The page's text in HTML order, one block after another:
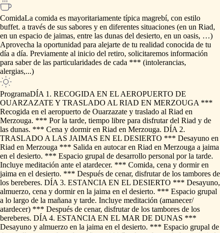
ComidaLa comida es mayoritariamente típica magrebí, con estilo
buffet. a través de sus sabores y en diferentes situaciones (en un Riad,
en un espacio de jaimas, entre las dunas del desierto, en un oasis, …)
Aprovecha la oportunidad para alejarte de tu realidad conocida de tu
día a día. Previamente al inicio del retiro, solicitaremos información
para saber de las particularidades de cada *** (intolerancias,
alergias,...)
ProgramaDÍA 1. RECOGIDA EN EL AEROPUERTO DE
OUARZAZATE Y TRASLADO AL RIAD EN MERZOUGA ***
Recogida en el aeropuerto de Ouarzazate y traslado al Riad en
Merzouga. *** Por la tarde, tiempo libre para disfrutar del Riad y de
las dunas. *** Cena y dormir en Riad en Merzouga. DÍA 2.
TRASLADO A LAS JAIMAS EN EL DESIERTO *** Desayuno en
Riad en Merzouga *** Salida en autocar en Riad en Merzouga a jaima
en el desierto. *** Espacio grupal de desarrollo personal por la tarde.
Incluye meditación ante el atardecer. *** Comida, cena y dormir en
jaima en el desierto. *** Después de cenar, disfrutar de los tambores de
los bereberes. DÍA 3. ESTANCIA EN EL DESIERTO *** Desayuno,
almuerzo, cena y dormir en la jaima en el desierto. *** Espacio grupal
a lo largo de la mañana y tarde. Incluye meditación (amanecer​/​
atardecer) *** Después de cenar, disfrutar de los tambores de los
bereberes. DÍA 4. ESTANCIA EN EL MAR DE DUNAS ***
Desayuno y almuerzo en la jaima en el desierto. *** Espacio grupal de